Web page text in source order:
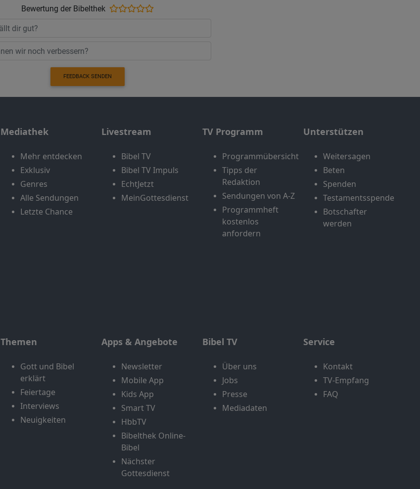
Bewertung der Bibelthek
FEEDBACK SENDEN
Mediathek
Mehr entdecken
Exklusiv
Genres
Alle Sendungen
Letzte Chance
Livestream
Bibel TV
Bibel TV Impuls
EchtJetzt
MeinGottesdienst
TV Programm
Programmübersicht
Tipps der
Redaktion
Sendungen von A-Z
Programmheft
kostenlos
anfordern
Unterstützen
Weitersagen
Beten
Spenden
Testamentsspende
Botschafter
werden
Themen
Gott und Bibel
erklärt
Feiertage
Interviews
Neuigkeiten
Apps & Angebote
Newsletter
Mobile App
Kids App
Smart TV
HbbTV
Bibelthek Online-
Bibel
Nächster
Gottesdienst
Bibel TV
Über uns
Jobs
Presse
Mediadaten
Service
Kontakt
TV-Empfang
FAQ